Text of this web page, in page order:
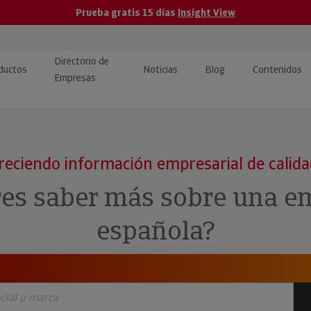
Prueba gratis 15 días Insight View
y ERP
· Recuperación de
Directorio de
Empresas
Noticias Blog Contenidos
Pública
Investigada
información empresarial de
saber más sobre una
española?